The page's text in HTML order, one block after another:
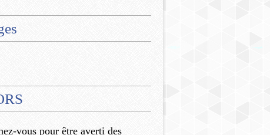
vous pour être averti des